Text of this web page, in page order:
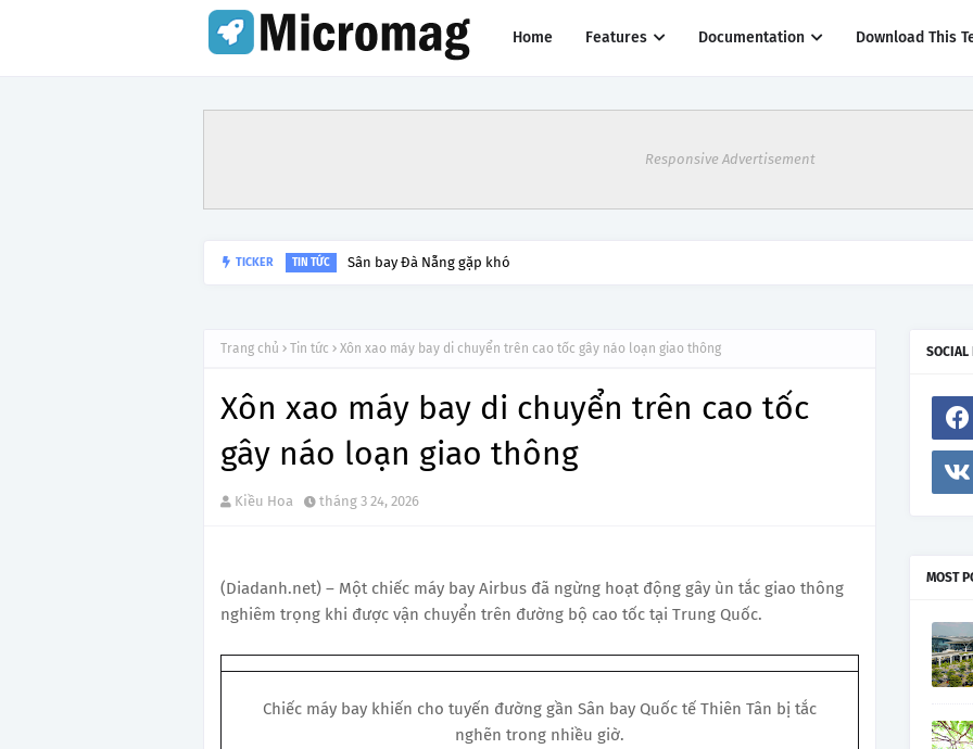
Home Features Documentation Download This
Responsive Advertisement
TICKER TIN TỨC Sân bay Đà Nẵng gặp khó
Trang chủ Tin tức Xôn xao máy bay di chuyển trên cao tốc gây náo loạn giao thông
Xôn xao máy bay di chuyển trên cao tốc
gây náo loạn giao thông
Kiều Hoa tháng 3 24, 2026
(Diadanh.net) – Một chiếc máy bay Airbus đã ngừng hoạt động gây ùn tắc giao thông
nghiêm trọng khi được vận chuyển trên đường bộ cao tốc tại Trung Quốc.
Chiếc máy bay khiến cho tuyến đường gần Sân bay Quốc tế Thiên Tân bị tắc
nghẽn trong nhiều giờ.
SOCIAL
MOST